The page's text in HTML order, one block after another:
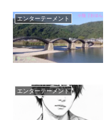
エンターテーメント
エンターテーメント